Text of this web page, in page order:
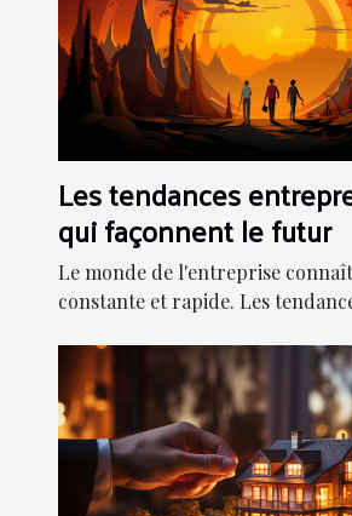
Les tendances
qui façonnent le futur
Le monde de l'entreprise
constante et rapide. Les